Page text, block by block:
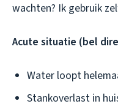
wachten? Ik gebruik
Acute situatie (bel
Water loopt
Stankoverlast in